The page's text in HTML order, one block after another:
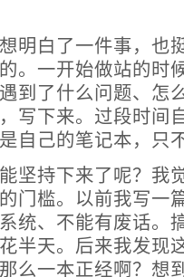
明白了一件事，
。一开始做站的时
到了什么问题、怎
写下来。过段时间
自己的笔记本，只
坚持下来了呢？我
槛。以前我写一
统、不能有废话。
半天。后来我发现
么一本正经啊？想